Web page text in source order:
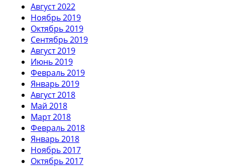
Август 2022
Ноябрь 2019
Октябрь 2019
Сентябрь 2019
Август 2019
Июнь 2019
Февраль 2019
Январь 2019
Август 2018
Май 2018
Март 2018
Февраль 2018
Январь 2018
Ноябрь 2017
Октябрь 2017